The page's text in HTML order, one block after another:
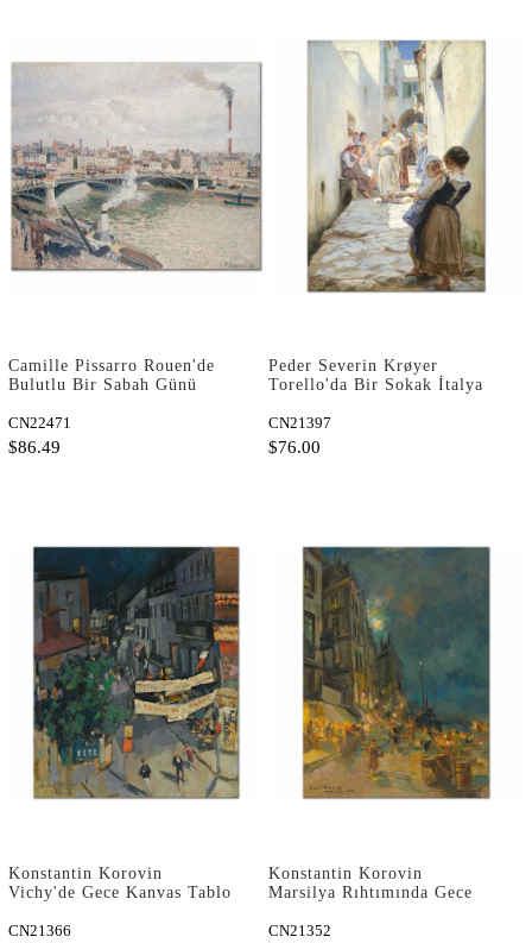
Camille Pissarro Rouen'de
Bulutlu Bir Sabah Günü
CN22471
$86.49
Peder Severin Krøyer
Torello'da Bir Sokak İtalya
CN21397
$76.00
Konstantin Korovin
Vichy'de Gece Kanvas Tablo
CN21366
Konstantin Korovin
Marsilya Rıhtımında Gece
CN21352